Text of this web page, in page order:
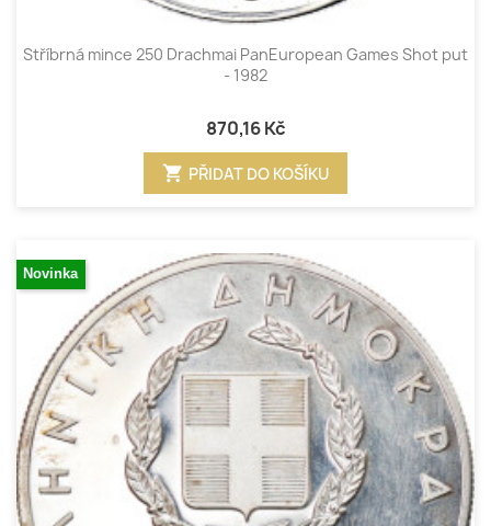
Stříbrná mince 250 Drachmai PanEuropean Games Shot put
- 1982
870,16 Kč
shopping_cart PŘIDAT DO KOŠÍKU
Novinka